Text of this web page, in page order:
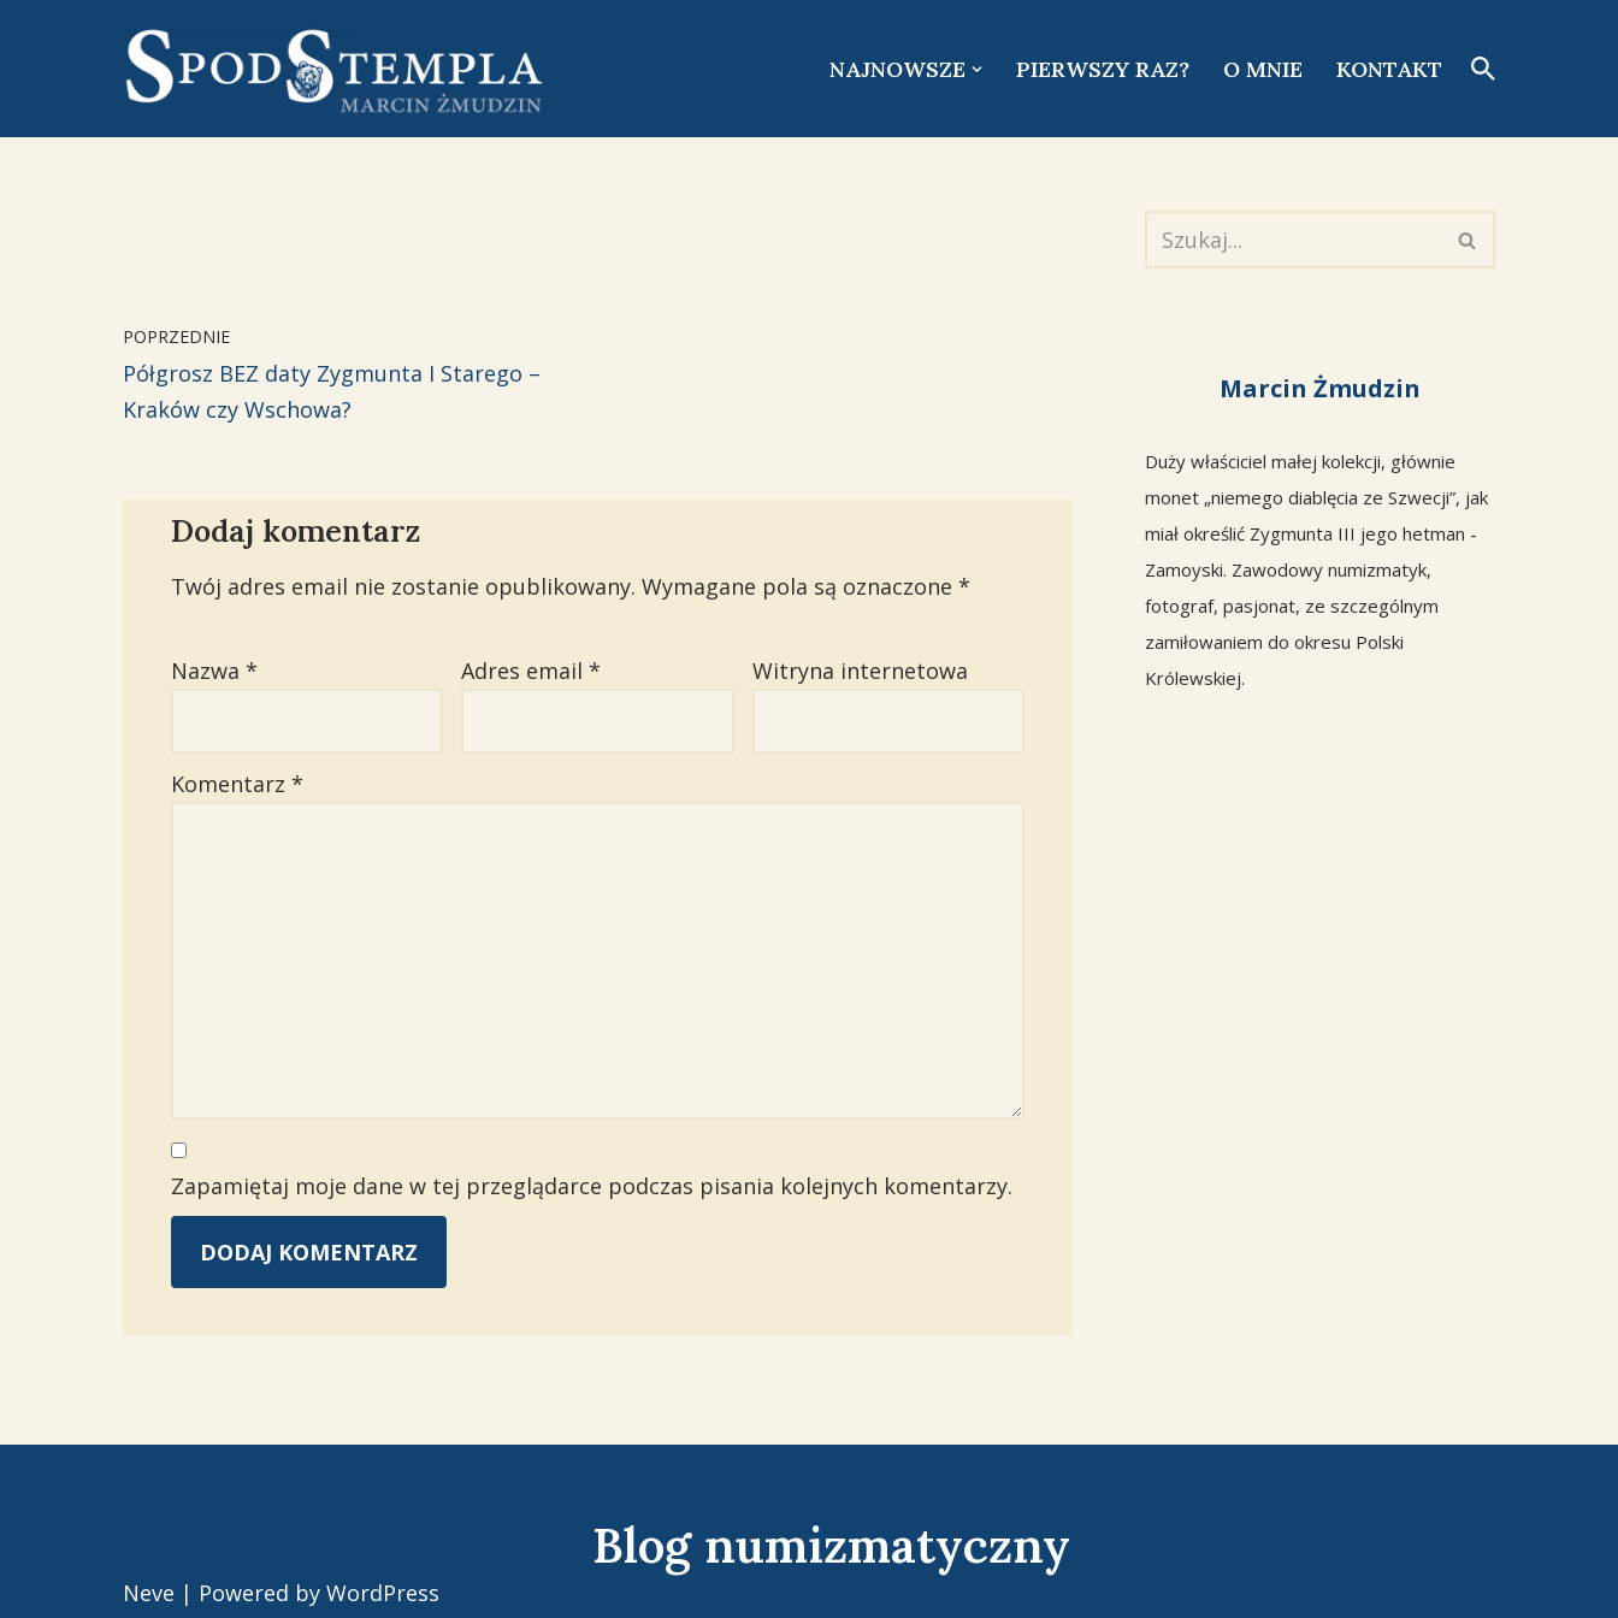
treści
NAJNOWSZE PIERWSZY RAZ? O MNIE KONTAKT
POPRZEDNIE
Półgrosz BEZ daty Zygmunta I Starego –
Kraków czy Wschowa?
Dodaj komentarz
Twój adres email nie zostanie opublikowany. Wymagane pola są oznaczone *
Nazwa * Adres email* Witryna internetowa
Komentarz *
Zapamiętaj moje dane w tej przeglądarce podczas pisania kolejnych komentarzy.
Marcin Żmudzin
Duży właściciel małej kolekcji, głównie
monet „niemego diablęcia ze Szwecji”, jak
miał określić Zygmunta III jego hetman -
Zamoyski. Zawodowy numizmatyk,
fotograf, pasjonat, ze szczególnym
zamiłowaniem do okresu Polski
Królewskiej.
Neve | Powered by WordPress
Blog numizmatyczny